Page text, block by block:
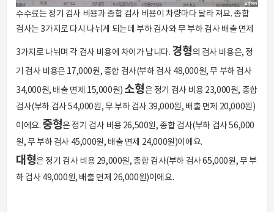
수수료는 정기 검사 비용과 종합 검사 비용이 차량마다 달라 져요. 종합
검사는 3가지로 다시 나뉘게 되는데 부하 검사와 무 부하 검사 배출 면제
3가지로 나뉘며 각 검사 비용에 차이가 납니다. 경형의 검사 비용은, 정
기 검사 비용은 17,000원, 종합 검사(부하 검사 48,000원, 무 부하 검사
34,000원, 배출 면제 15,000원) 소형은 정기 검사 비용 23,000원, 종합
검사(부하 검사 54,000원, 무 부하 검사 39,000원, 배출 면제 20,000원)
이에요. 중형은 정기 검사 비용 26,500원, 종합 검사(부하 검사 56,000
원, 무 부하 검사 45,000원, 배출 면제 24,000원)이에요.
대형은 정기 검사 비용 29,000원, 종합 검사(부하 검사 65,000원, 무 부
하 검사 49,000원, 배출 면제 26,000원)이에요.